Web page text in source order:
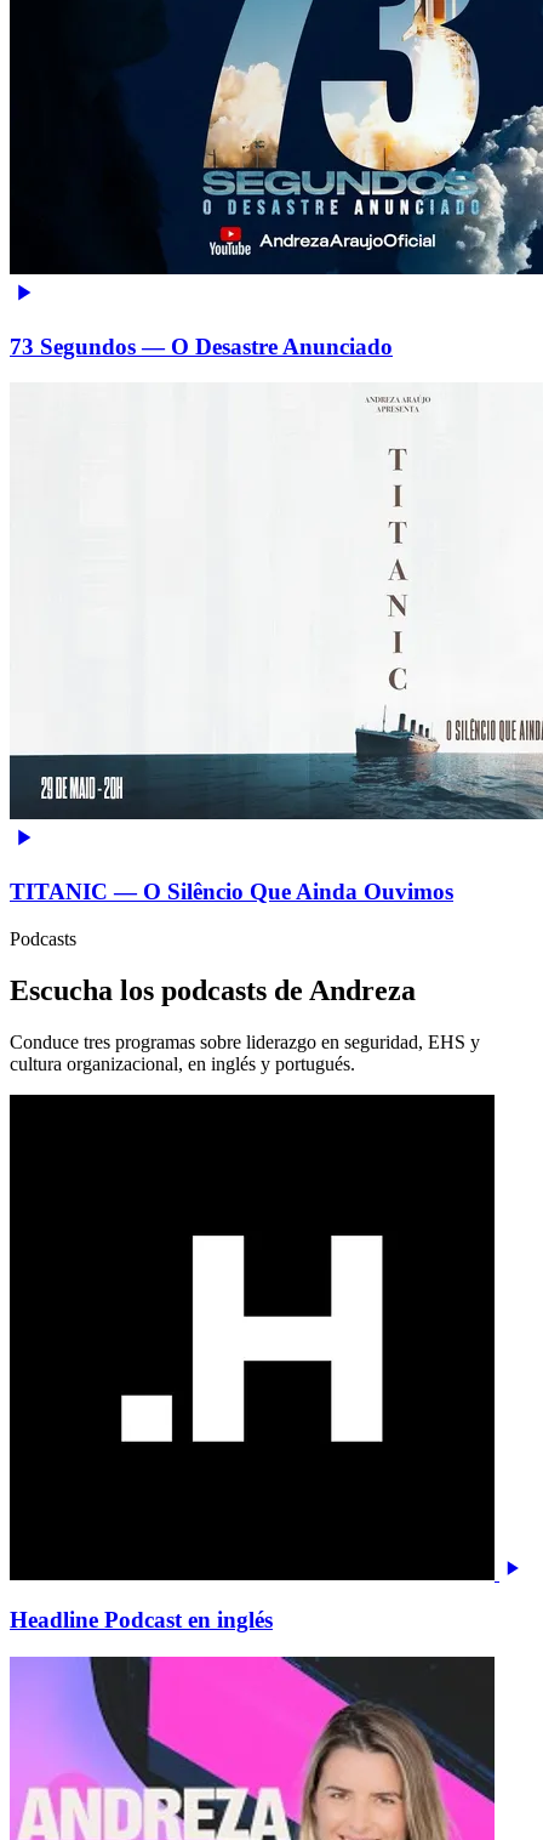
73 Segundos — O Desastre Anunciado
TITANIC — O Silêncio Que Ainda Ouvimos
Podcasts
Escucha los podcasts de Andreza
Conduce tres programas sobre liderazgo en seguridad, EHS y
cultura organizacional, en inglés y portugués.
Headline Podcast en inglés